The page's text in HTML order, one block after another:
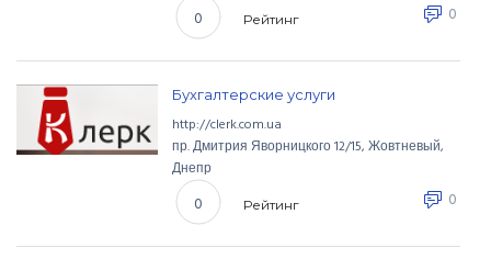
Рейтинг
0 0
Бухгалтерские услуги
http://clerk.com.ua
пр. Дмитрия Яворницкого12/15, Жовтневый,
Днепр
Рейтинг
0 0